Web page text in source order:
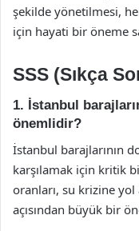
şekilde yönetilmesi,
için hayati bir öneme
SSS (Sıkça
1. İstanbul
önemlidir?
İstanbul barajlarının
karşılamak için kritik
oranları, su krizine
açısından büyük bir